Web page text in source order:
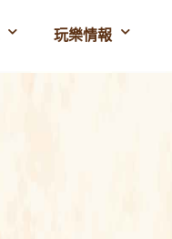
玩樂情報